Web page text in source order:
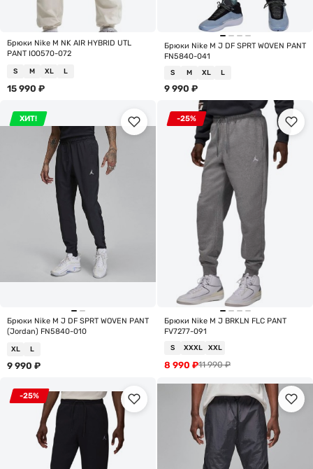
Брюки Nike M NK AIR HYBRID UTL
PANT IO0570-072
S M XL L
15 990 ₽
Брюки Nike M J DF SPRT WOVEN PANT
FN5840-041
S M XL L
9 990 ₽
ХИТ!
Брюки Nike M J DF SPRT WOVEN PANT
(Jordan) FN5840-010
XL L
9 990 ₽
-25%
Брюки Nike M J BRKLN FLC PANT
FV7277-091
S XXXL XXL
11 990₽
8 990 ₽
-25%